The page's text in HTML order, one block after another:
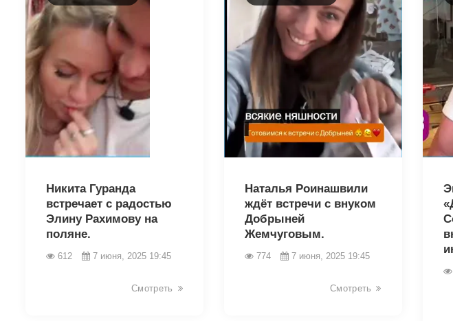
Никита Гуранда
встречает с радостью
Элину Рахимову на
поляне.
612 7 июня, 2025 19:45
Смотреть
Наталья Роинашвили
ждёт встречи с внуком
Добрыней
Жемчуговым.
774 7 июня, 2025 19:45
Смотреть